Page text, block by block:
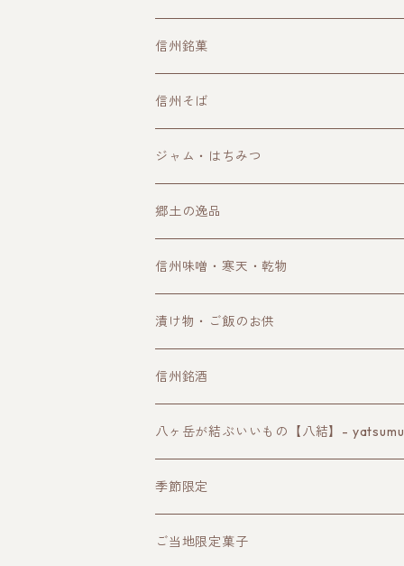
信州銘菓
洋菓子
和菓子
信州そば
ジャム・はちみつ
郷土の逸品
信州味噌・寒天・乾物
漬け物・ご飯のお供
信州銘酒
諏訪の地酒
長野ワイン
クラフトビール
八ヶ岳が結ぶいいもの【八結】-
季節限定
ご当地限定菓子